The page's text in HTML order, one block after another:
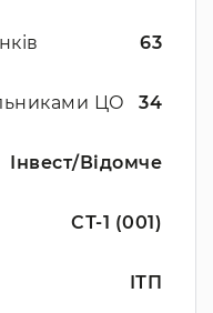
63
ЦО 34
Інвест/Відомче
СТ-1 (001)
ІТП